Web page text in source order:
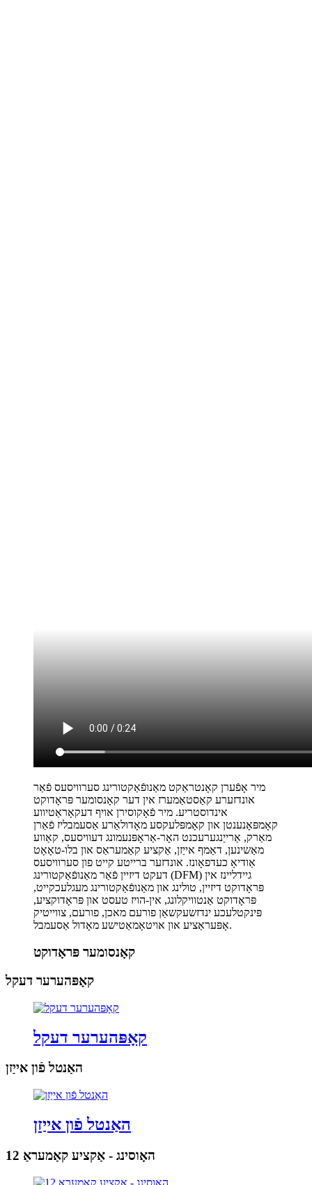
מיר אָפֿערן קאָנטראַקט מאַנופֿאַקטורינג סערוויסעס פֿאַר
אונדזערע קאַסטאַמערז אין דער קאָנסומער פּראָדוקט
אינדוסטריע. מיר פֿאָקוסירן אויף דעקאָראַטיווע
קאָמפּאָנענטן און קאָמפּלעקסע מאָדולאַרע אַסעמבליז פֿאַרן
מאַרק, אַרייַנגערעכנט האָר-אַראָפּנעמונג דעוויסעס, קאַווע
מאַשינען, דאַמף אייַזן, אַקציע קאַמעראַס און בלו-טאָאָט
אַודיאָ כעדפאָונז. אונדזער ברייטע קייט פון סערוויסעס
דעקט דיזיין פֿאַר מאַנופֿאַקטורינג (DFM) גיידליינז אין
פּראָדוקט דיזיין, טולינג און מאַנופֿאַקטורינג מעגלעכקייט,
פּראָדוקט אַנטוויקלונג, אין-הויז טעסט און פּראָדוקציע,
פּינקטלעכע ינדזשעקשאַן פורעם מאכן, פורעם, צווייטיק
אָפּעראַציע און אויטאָמאַטישע מאָדול אַסעמבל.
קאָנסומער פּראָדוקט
קאָפּהערער דעקל
קאָפּהערער דעקל
האַנטל פֿון אייַזן
האַנטל פֿון אייַזן
האָוסינג - אַקציע קאַמעראַ 12